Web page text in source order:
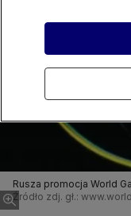
Rusza promocja World
Źródło zdj. gł.: